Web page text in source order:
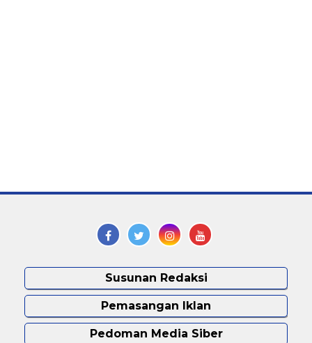
Susunan Redaksi
Pemasangan Iklan
Pedoman Media Siber